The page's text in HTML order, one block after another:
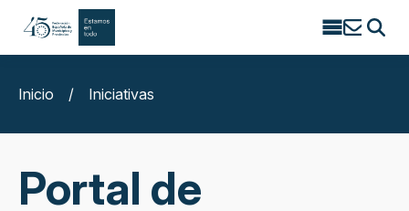
Search
Inicio
/ Iniciativas
Portal de